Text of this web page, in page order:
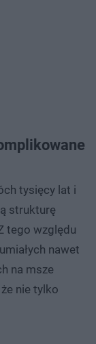
tysięcy lat i
strukturę
tego względu
nawet
na msze
nie tylko